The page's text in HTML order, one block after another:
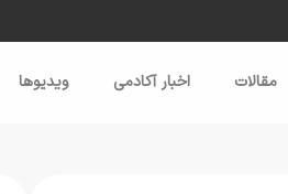
مقالات اخبار آکادمی ویدیو‌ها